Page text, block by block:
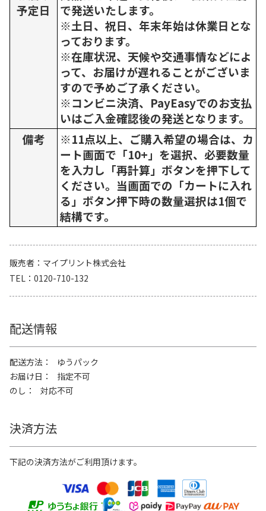
予定日
で発送いたします。
※土日、祝日、年末年始は休業日とな
っております。
※在庫状況、天候や交通事情などによ
って、お届けが遅れることがございま
すので予めご了承ください。
※コンビニ決済、PayEasyでのお支払
いはご入金確認後の発送となります。
備考
※11点以上、ご購入希望の場合は、カ
ート画面で「10+」を選択、必要数量
を入力し「再計算」ボタンを押下して
ください。当画面での「カートに入れ
る」ボタン押下時の数量選択は1個で
結構です。
販売者
マイプリント株式会社
TEL
0120-710-132
配送情報
配送方法
ゆうパック
お届け日
指定不可
のし
対応不可
決済方法
下記の決済方法がご利用頂けます。